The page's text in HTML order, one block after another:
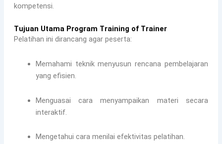
kompetensi.
Tujuan Utama Program Training of Trainer
Pelatihan ini dirancang agar peserta:
Memahami teknik menyusun rencana pembelajaran
yang efisien.
Menguasai cara menyampaikan materi secara
interaktif.
Mengetahui cara menilai efektivitas pelatihan.